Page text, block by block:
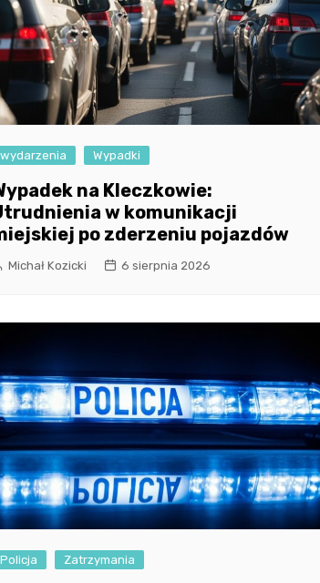
wydarzenia Wypadki
na Kleczkowie:
w komunikacji
po zderzeniu pojazdów
Michał Kozicki 6 sierpnia 2026
Policja Zatrzymania